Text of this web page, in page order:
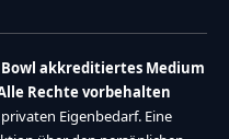
Bowl akkreditiertes Medium
Rechte vorbehalten
Eigenbedarf. Eine